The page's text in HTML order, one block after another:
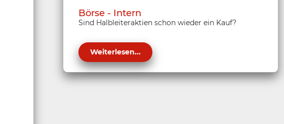
Börse - Intern
Sind Halbleiteraktien schon wieder ein Kauf?
Weiterlesen...